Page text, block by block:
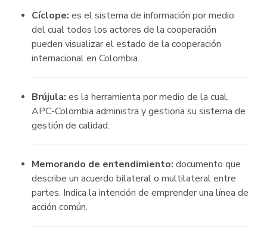
Cíclope: es el sistema de información por medio
del cual todos los actores de la cooperación
pueden visualizar el estado de la cooperación
internacional en Colombia.
Brújula: es la herramienta por medio de la cual,
APC-Colombia administra y gestiona su sistema de
gestión de calidad.
Memorando de entendimiento: documento que
describe un acuerdo bilateral o multilateral entre
partes. Indica la intención de emprender una línea de
acción común.